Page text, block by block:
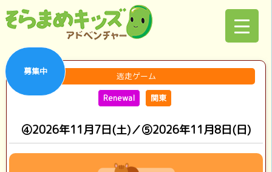
募集中
逃走ゲーム
Renewal
関東
④2026年11月7日(土)／⑤2026年11月8日(日)